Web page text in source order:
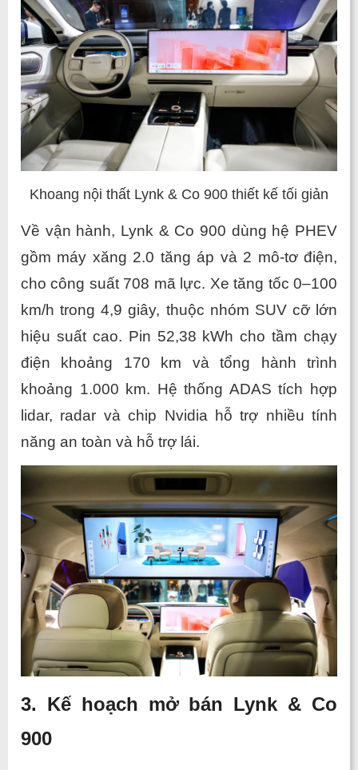
Khoang nội thất Lynk & Co 900 thiết kế tối giản
Về vận hành, Lynk & Co 900 dùng hệ PHEV
gồm máy xăng 2.0 tăng áp và 2 mô-tơ điện,
cho công suất 708 mã lực. Xe tăng tốc 0–100
km/h trong 4,9 giây, thuộc nhóm SUV cỡ lớn
hiệu suất cao. Pin 52,38 kWh cho tầm chạy
điện khoảng 170 km và tổng hành trình
khoảng 1.000 km. Hệ thống ADAS tích hợp
lidar, radar và chip Nvidia hỗ trợ nhiều tính
năng an toàn và hỗ trợ lái.
3. Kế hoạch mở bán Lynk & Co
900